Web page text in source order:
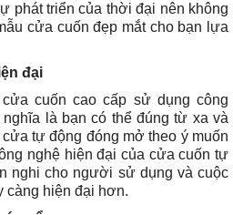
phát triển của thời đại nên không
cửa cuốn đẹp mắt cho bạn lựa
đại
cuốn cao cấp sử dụng công
là bạn có thể đúng từ xa và
tự động đóng mở theo ý muốn
nghệ hiện đại của cửa cuốn tự
nghi cho người sử dụng và cuộc
càng hiện đại hơn.